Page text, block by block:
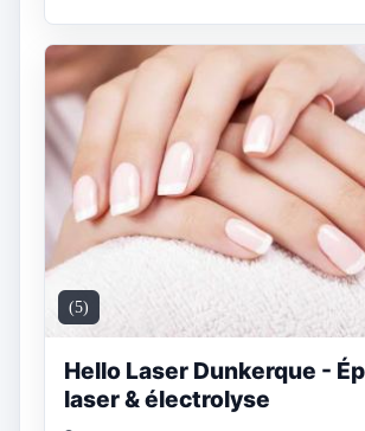
(5)
Hello Laser Dunkerque -
laser & électrolyse